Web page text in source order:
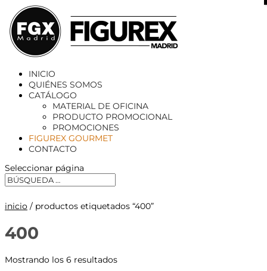
INICIO
QUIÉNES SOMOS
CATÁLOGO
MATERIAL DE OFICINA
PRODUCTO PROMOCIONAL
PROMOCIONES
FIGUREX GOURMET
CONTACTO
Seleccionar página
inicio / productos etiquetados “400”
400
Mostrando los 6 resultados